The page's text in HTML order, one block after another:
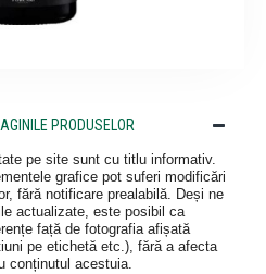
PRODUSELOR
pe site sunt cu titlu informativ.
grafice pot suferi modificări
fără notificare prealabilă. Deși ne
actualizate, este posibil ca
față de fotografia afișată
pe etichetă etc.), fără a afecta
conținutul acestuia.